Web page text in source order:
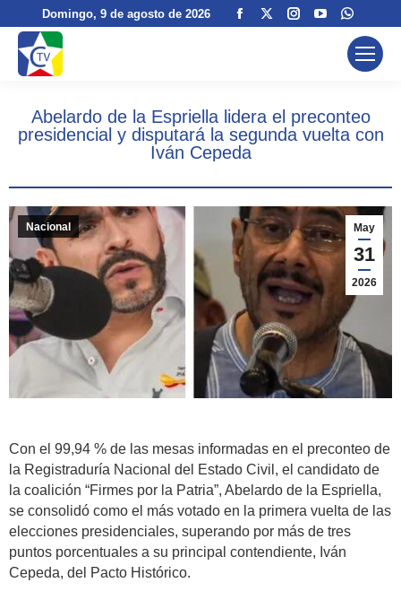
Domingo, 9 de agosto de 2026
Facebook
windowwindow
Instagram
window
YouTube
page
opens
window
page
opens
Abelardo de la Espriella lidera el preconteo
presidencial y disputará la segunda vuelta con
Iván Cepeda
May
31
2026
Nacional
Con el 99,94 % de las mesas informadas en el preconteo de
la Registraduría Nacional del Estado Civil, el candidato de
la coalición “Firmes por la Patria”, Abelardo de la Espriella,
se consolidó como el más votado en la primera vuelta de las
elecciones presidenciales, superando por más de tres
puntos porcentuales a su principal contendiente, Iván
Cepeda, del Pacto Histórico.